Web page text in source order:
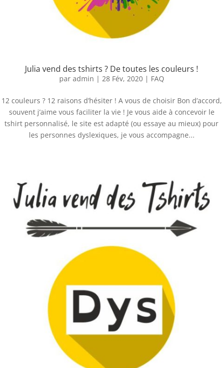
Julia vend des tshirts ? De toutes les couleurs !
par admin | 28 Fév, 2020| FAQ
12 couleurs ? 12 raisons d’hésiter ! A vous de choisir Bon d’accord,
souvent j’aime vous faciliter la vie ! Je vous aide à concevoir le
tshirt personnalisé, le site est adapté (ou essaye au mieux) pour
les personnes dyslexiques, je vous accompagne...